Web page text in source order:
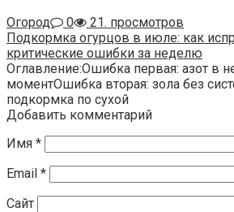
Огород
0
21. просмотров
Подкормка огурцов в июле: как
критические ошибки за неделю
Оглавление:Ошибка первая: азот в
моментОшибка вторая: зола без
подкормка по сухой
Добавить комментарий
Имя *
Email *
Сайт